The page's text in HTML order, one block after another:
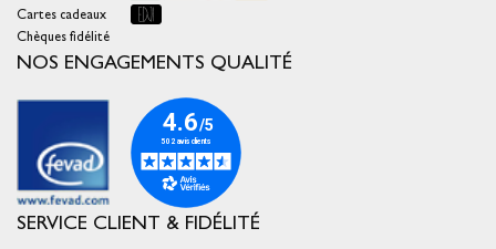
Cartes cadeaux
Chèques fidélité
NOS ENGAGEMENTS QUALITÉ
SERVICE CLIENT & FIDÉLITÉ